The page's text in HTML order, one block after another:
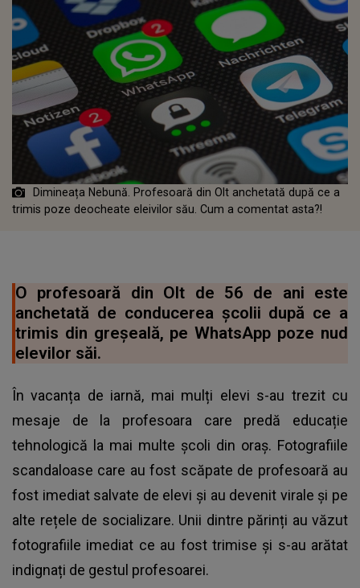
Dimineața Nebună. Profesoară din Olt anchetată după ce a
trimis poze deocheate eleivilor său. Cum a comentat asta?!
O profesoară din Olt de 56 de ani este
anchetată de conducerea școlii după ce a
trimis din greșeală, pe WhatsApp poze nud
elevilor săi.
În vacanța de iarnă, mai mulți elevi s-au trezit cu
mesaje de la profesoara care predă educație
tehnologică la mai multe școli din oraș. Fotografiile
scandaloase care au fost scăpate de profesoară au
fost imediat salvate de elevi și au devenit virale și pe
alte rețele de socializare. Unii dintre părinți au văzut
fotografiile imediat ce au fost trimise și s-au arătat
indignați de gestul profesoarei.